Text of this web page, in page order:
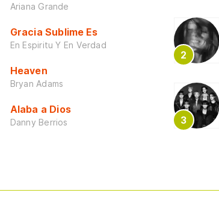
Ariana Grande
Gracia Sublime Es
En Espiritu Y En Verdad
Heaven
Bryan Adams
Alaba a Dios
Danny Berrios